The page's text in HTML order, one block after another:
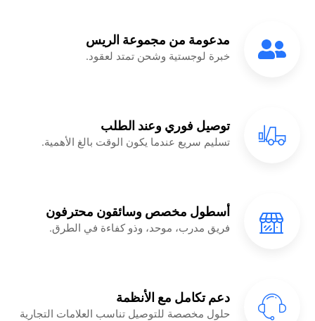
مدعومة من مجموعة الريس
خبرة لوجستية وشحن تمتد لعقود.
توصيل فوري وعند الطلب
تسليم سريع عندما يكون الوقت بالغ الأهمية.
أسطول مخصص وسائقون محترفون
فريق مدرب، موحد، وذو كفاءة في الطرق.
دعم تكامل مع الأنظمة
حلول مخصصة للتوصيل تناسب العلامات التجارية